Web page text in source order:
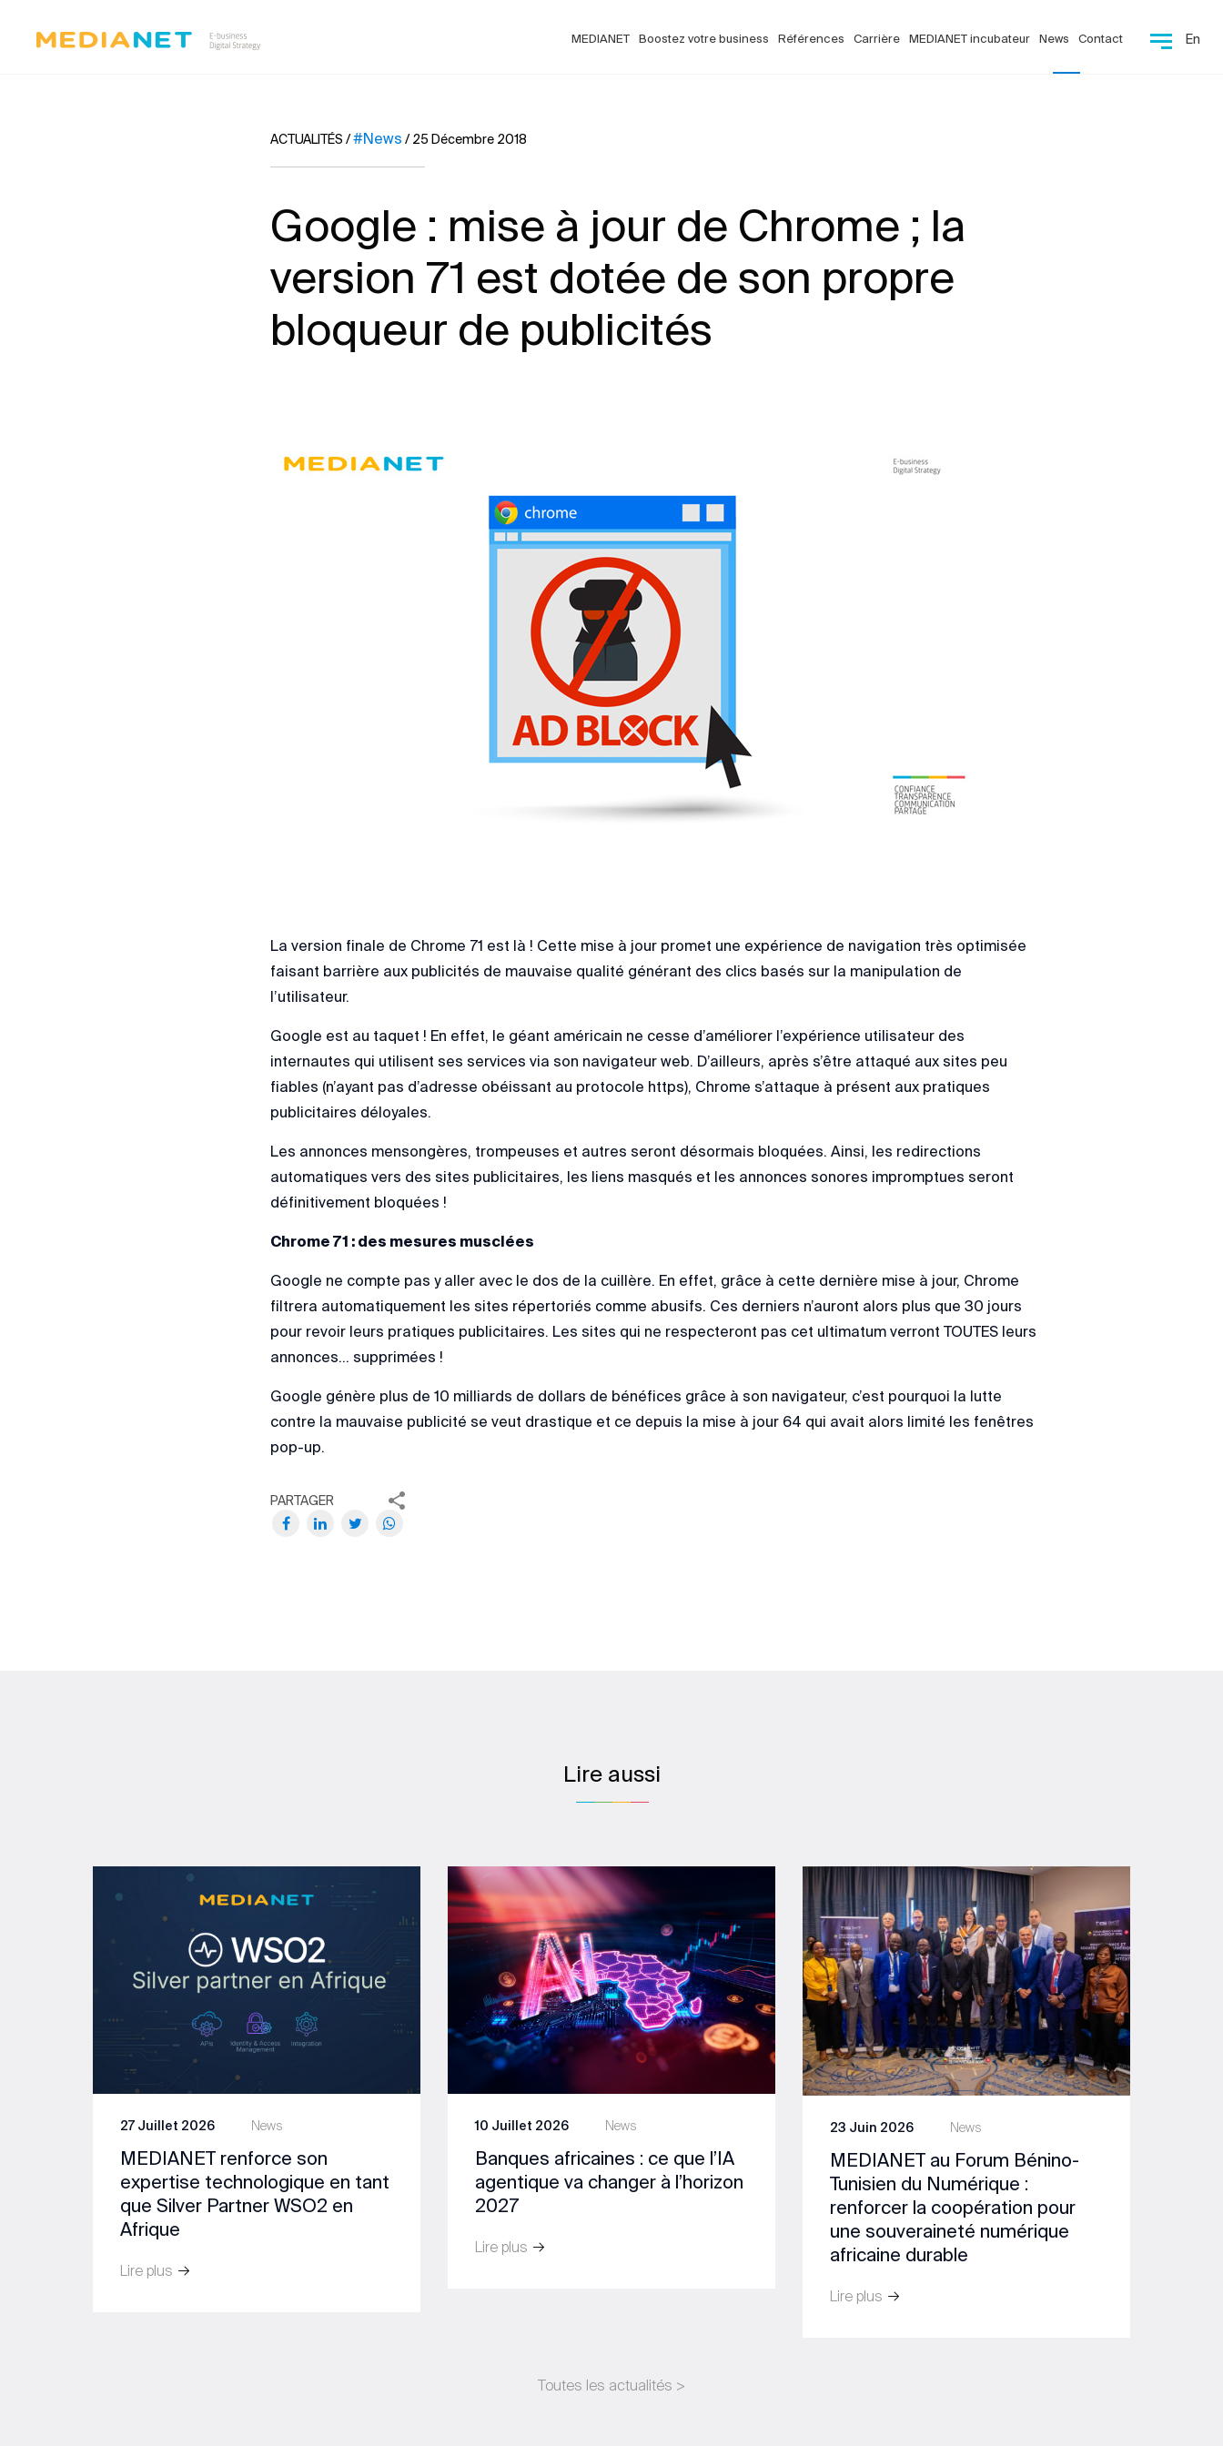
MEDIANET Boostez votre business Références Carrière MEDIANET incubateur News Contact En
ACTUALITÉS /#News / 25 Décembre 2018
Google : mise à jour de Chrome ; la
version 71 est dotée de son propre
bloqueur de publicités
La version finale de Chrome 71 est là ! Cette mise à jour promet une expérience de navigation très optimisée
faisant barrière aux publicités de mauvaise qualité générant des clics basés sur la manipulation de
l’utilisateur.
Google est au taquet ! En effet, le géant américain ne cesse d’améliorer l’expérience utilisateur des
internautes qui utilisent ses services via son navigateur web. D’ailleurs, après s’être attaqué aux sites peu
fiables (n’ayant pas d’adresse obéissant au protocole https), Chrome s’attaque à présent aux pratiques
publicitaires déloyales.
Les annonces mensongères, trompeuses et autres seront désormais bloquées. Ainsi, les redirections
automatiques vers des sites publicitaires, les liens masqués et les annonces sonores impromptues seront
définitivement bloquées !
Chrome 71 : des mesures musclées
Google ne compte pas y aller avec le dos de la cuillère. En effet, grâce à cette dernière mise à jour, Chrome
filtrera automatiquement les sites répertoriés comme abusifs. Ces derniers n’auront alors plus que 30 jours
pour revoir leurs pratiques publicitaires. Les sites qui ne respecteront pas cet ultimatum verront TOUTES leurs
annonces… supprimées !
Google génère plus de 10 milliards de dollars de bénéfices grâce à son navigateur, c’est pourquoi la lutte
contre la mauvaise publicité se veut drastique et ce depuis la mise à jour 64 qui avait alors limité les fenêtres
pop-up.
PARTAGER
Lire aussi
News
27 Juillet 2026
MEDIANET renforce son
expertise technologique en tant
que Silver Partner WSO2 en
Afrique
Lire plus
News
10 Juillet 2026
Banques africaines : ce que l’IA
agentique va changer à l’horizon
2027
Lire plus
News
23 Juin 2026
MEDIANET au Forum Bénino-
Tunisien du Numérique :
renforcer la coopération pour
une souveraineté numérique
africaine durable
Lire plus
Toutes les actualités >